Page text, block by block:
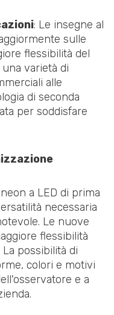
: Le insegne al
sulle
flessibilità del
varietà di
alle
di seconda
per soddisfare
a LED di prima
necessaria
Le nuove
flessibilità
possibilità di
colori e motivi
e a